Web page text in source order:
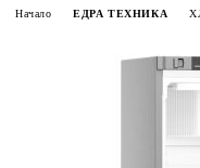
Начало ЕДРА ТЕХНИКА